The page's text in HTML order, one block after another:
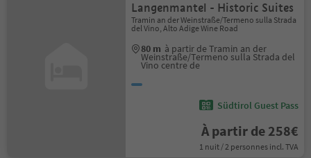
Langenmantel - Historic Suites
Tramin an der Weinstraße/Termeno sulla Strada
del Vino, Alto Adige Wine Road
80 m à partir de Tramin an der
Weinstraße/Termeno sulla Strada del
Vino centre de
Südtirol Guest Pass
À partir de 258€
1 nuit / 2 personnes incl. TVA